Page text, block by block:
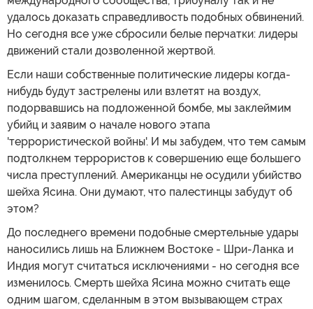
удалось доказать справедливость подобных обвинений.
Но сегодня все уже сбросили белые перчатки: лидеры
движений стали дозволенной жертвой.
Если наши собственные политические лидеры когда-
нибудь будут застрелены или взлетят на воздух,
подорвавшись на подложенной бомбе, мы заклеймим
убийц и заявим о начале нового этапа
'террористической войны'. И мы забудем, что тем самым
подтолкнем террористов к совершению еще большего
числа преступлений. Американцы не осудили убийство
шейха Ясина. Они думают, что палестинцы забудут об
этом?
До последнего времени подобные смертельные удары
наносились лишь на Ближнем Востоке - Шри-Ланка и
Индия могут считаться исключениями - но сегодня все
изменилось. Смерть шейха Ясина можно считать еще
одним шагом, сделанным в этом вызывающем страх